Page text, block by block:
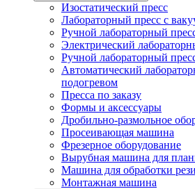
Изостатический пресс
Лабораторный пресс с
Ручной лабораторный
Электрический
Ручной лабораторный
Автоматический
подогревом
Пресса по заказу
Формы и аксессуары
Дробильно-размольное
Просеивающая машина
Фрезерное оборудование
Вырубная машина для
Машина для обработки
Монтажная машина